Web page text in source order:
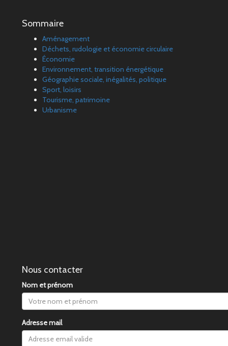
Sommaire
Aménagement
Déchets, rudologie et économie circulaire
Économie
Environnement, transition énergétique
Géographie sociale, inégalités, politique
Sport, loisirs
Tourisme, patrimoine
Urbanisme
Nous contacter
Nom et prénom
Adresse mail